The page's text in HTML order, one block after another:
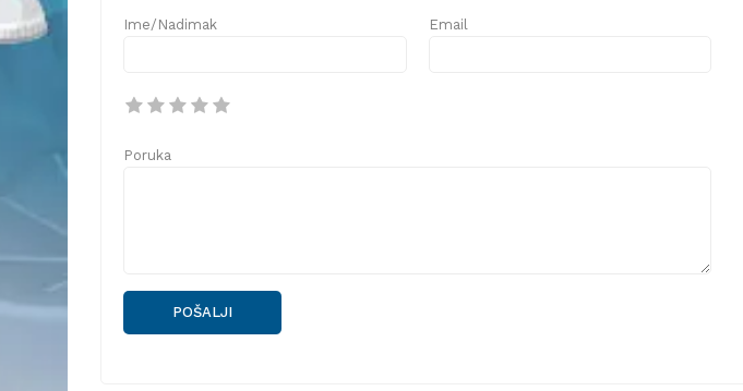
Ime/Nadimak Email
Poruka
POŠALJI